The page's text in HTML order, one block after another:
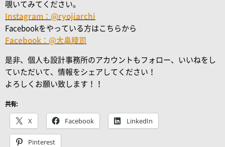
覗いてみてください。
Instagram：@ryojiarchi
Facebookをやっている方はこちらから
Facebook：@大畠稜司
是非、個人も設計事務所のアカウントもフォロー、いいねをし
ていただいて、情報をシェアしてください！
よろしくお願い致します！！
共有:
X Facebook LinkedIn
Pinterest